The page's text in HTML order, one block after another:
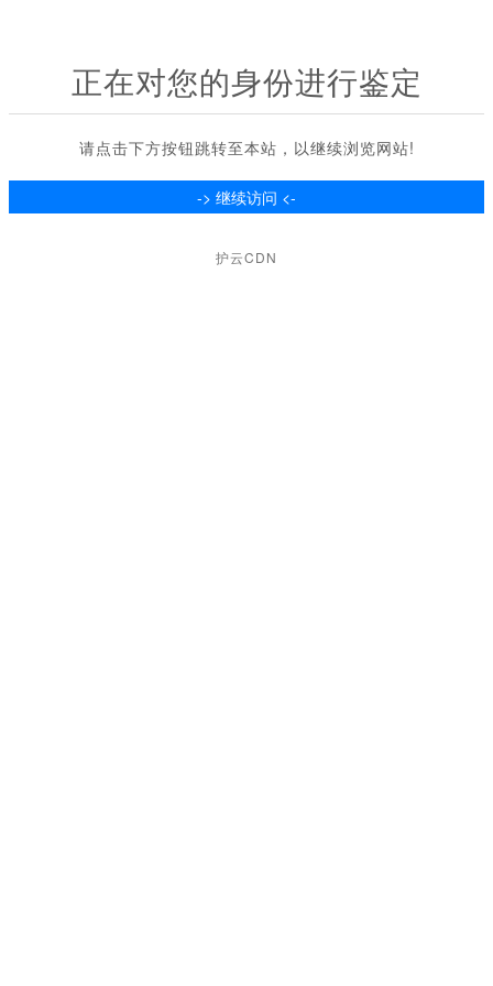
正在对您的身份进行鉴定
请点击下方按钮跳转至本站，以继续浏览网站!
护云CDN